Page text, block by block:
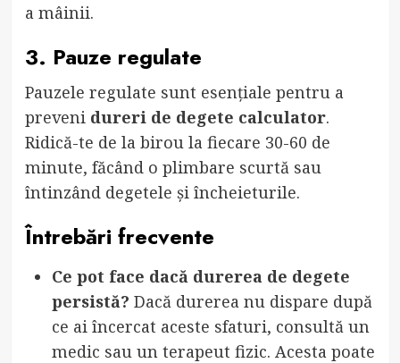
a mâinii.
3. Pauze regulate
Pauzele regulate sunt esențiale pentru a
preveni dureri de degete calculator.
Ridică-te de la birou la fiecare 30-60 de
minute, făcând o plimbare scurtă sau
întinzând degetele și încheieturile.
Întrebări frecvente
Ce pot face dacă durerea de degete
persistă? Dacă durerea nu dispare după
ce ai încercat aceste sfaturi, consultă un
medic sau un terapeut fizic. Acesta poate